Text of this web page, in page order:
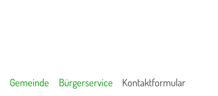
Gemeinde Bürgerservice Kontaktformular